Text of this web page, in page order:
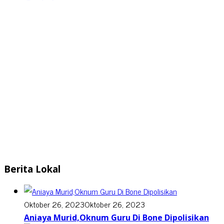
Berita Lokal
Oktober 26, 2023Oktober 26, 2023
Aniaya Murid,Oknum Guru Di Bone Dipolisikan